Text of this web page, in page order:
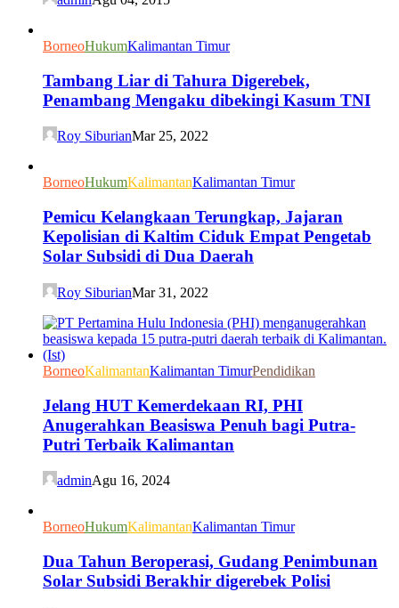
BorneoHukumKalimantan Timur
Tambang Liar di Tahura Digerebek,
Penambang Mengaku dibekingi Kasum TNI
Roy SiburianMar 25, 2022
BorneoHukumKalimantanKalimantan Timur
Pemicu Kelangkaan Terungkap, Jajaran
Kepolisian di Kaltim Ciduk Empat Pengetab
Solar Subsidi di Dua Daerah
Roy SiburianMar 31, 2022
BorneoKalimantanKalimantan TimurPendidikan
Jelang HUT Kemerdekaan RI, PHI
Anugerahkan Beasiswa Penuh bagi Putra-
Putri Terbaik Kalimantan
adminAgu 16, 2024
BorneoHukumKalimantanKalimantan Timur
Dua Tahun Beroperasi, Gudang Penimbunan
Solar Subsidi Berakhir digerebek Polisi